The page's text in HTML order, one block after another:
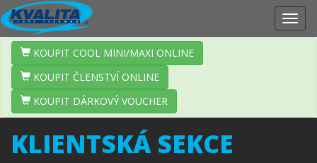
KLIENTSKÁ SEKCE
KOUPIT COOL MINI/MAXI ONLINE
KOUPIT ČLENSTVÍ ONLINE
KOUPIT DÁRKOVÝ VOUCHER